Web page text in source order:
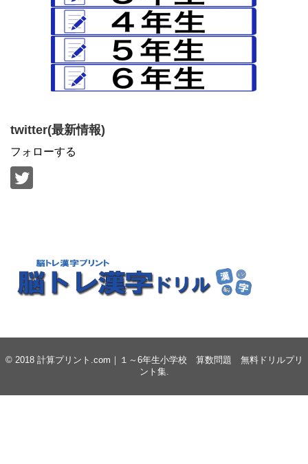
twitter(最新情報)
フォローする
© 2018 計算プリント.com｜１～6年生小学校 算数問題 無料ドリルプリ
ント集.